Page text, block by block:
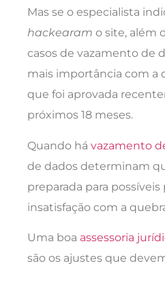
Mas se o especialista
hackearam o site, além
casos de vazamento de
mais importância com a
que foi aprovada
próximos 18 meses.
Quando há vazamento
de dados determinam
preparada para
insatisfação com a
Uma boa assessoria
são os ajustes que